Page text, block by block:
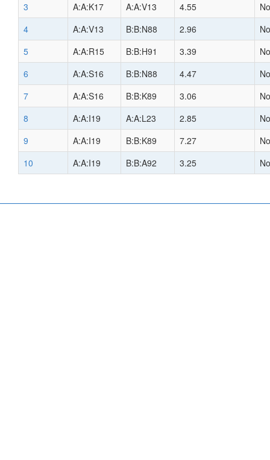
3
A:A:K17 A:A:V13 4.55
No
4
A:A:V13 B:B:N88 2.96
No
5
A:A:R15 B:B:H91 3.39
No
6
A:A:S16 B:B:N88 4.47
No
7
A:A:S16 B:B:K89 3.06
No
8
A:A:I19 A:A:L23 2.85
No
9
A:A:I19 B:B:K89 7.27
No
10
A:A:I19 B:B:A92 3.25 No